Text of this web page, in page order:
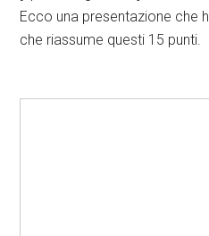
Ecco una presentazione che
che riassume questi 15 punti.